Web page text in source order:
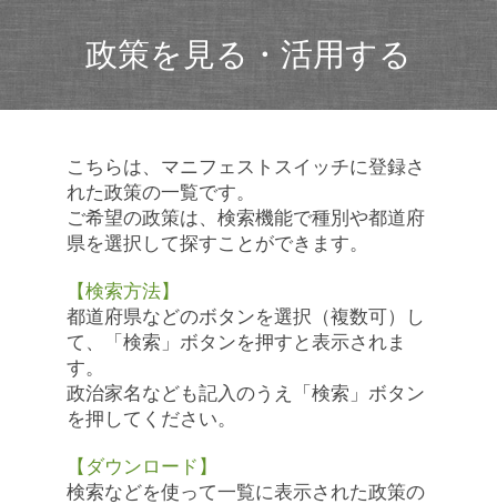
政策を見る・活用する
こちらは、マニフェストスイッチに登録さ
れた政策の一覧です。
ご希望の政策は、検索機能で種別や都道府
県を選択して探すことができます。
【検索方法】
都道府県などのボタンを選択（複数可）し
て、「検索」ボタンを押すと表示されま
す。
政治家名なども記入のうえ「検索」ボタン
を押してください。
【ダウンロード】
検索などを使って一覧に表示された政策の